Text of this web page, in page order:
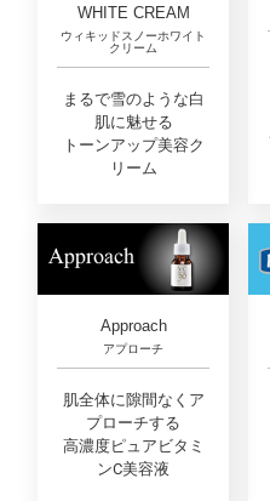
WHITE CREAM
ウィキッドスノーホワイト
クリーム
まるで雪のような白
肌に魅せる
トーンアップ美容ク
リーム
Approach
アプローチ
肌全体に隙間なくア
プローチする
高濃度ピュアビタミ
ンC美容液